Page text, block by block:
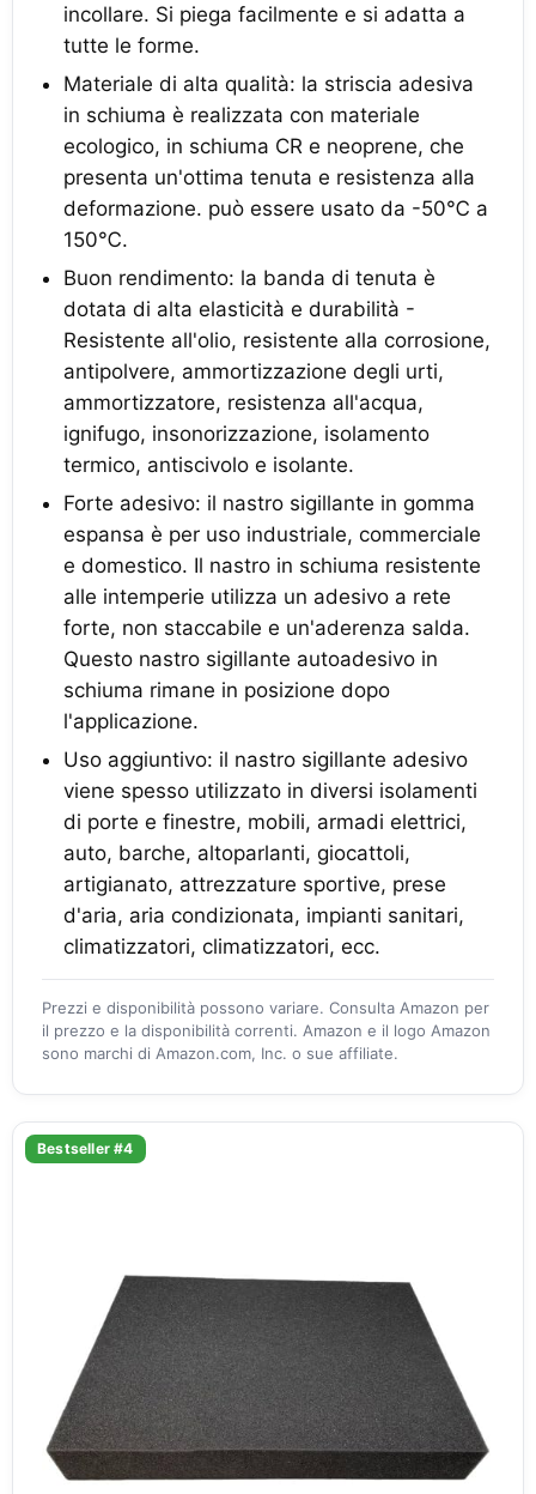
incollare. Si piega facilmente e si adatta a
tutte le forme.
Materiale di alta qualità: la striscia adesiva
in schiuma è realizzata con materiale
ecologico, in schiuma CR e neoprene, che
presenta un'ottima tenuta e resistenza alla
deformazione. può essere usato da -50℃ a
150℃.
Buon rendimento: la banda di tenuta è
dotata di alta elasticità e durabilità -
Resistente all'olio, resistente alla corrosione,
antipolvere, ammortizzazione degli urti,
ammortizzatore, resistenza all'acqua,
ignifugo, insonorizzazione, isolamento
termico, antiscivolo e isolante.
Forte adesivo: il nastro sigillante in gomma
espansa è per uso industriale, commerciale
e domestico. Il nastro in schiuma resistente
alle intemperie utilizza un adesivo a rete
forte, non staccabile e un'aderenza salda.
Questo nastro sigillante autoadesivo in
schiuma rimane in posizione dopo
l'applicazione.
Uso aggiuntivo: il nastro sigillante adesivo
viene spesso utilizzato in diversi isolamenti
di porte e finestre, mobili, armadi elettrici,
auto, barche, altoparlanti, giocattoli,
artigianato, attrezzature sportive, prese
d'aria, aria condizionata, impianti sanitari,
climatizzatori, climatizzatori, ecc.
Prezzi e disponibilità possono variare. Consulta Amazon per
il prezzo e la disponibilità correnti. Amazon e il logo Amazon
sono marchi di Amazon.com, Inc. o sue affiliate.
Bestseller #4